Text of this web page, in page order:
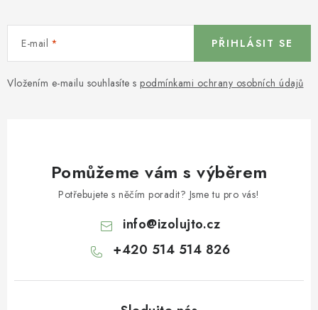
E-mail
Vložením e-mailu souhlasíte s podmínkami ochrany osobních údajů
PŘIHLÁSIT SE
Pomůžeme vám s výběrem
Potřebujete s něčím poradit? Jsme tu pro vás!
info@izolujto.cz
+420 514 514 826